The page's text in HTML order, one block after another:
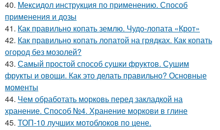
40. Мексидол инструкция по применению. Способ
применения и дозы
41. Как правильно копать землю. Чудо-лопата «Крот»
42. Как правильно копать лопатой на грядках. Как копать
огород без мозолей?
43. Самый простой способ сушки фруктов. Сушим
фрукты и овощи. Как это делать правильно? Основные
моменты
44. Чем обработать морковь перед закладкой на
хранение. Способ №4. Хранение моркови в глине
45. ТОП-10 лучших мотоблоков по цене.